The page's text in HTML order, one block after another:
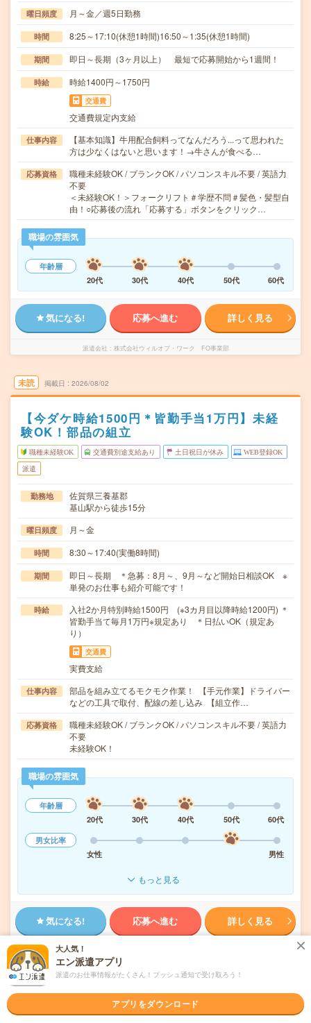
曜日頻度 月～金／週5日勤務
時間 8:25～17:10(休憩1時間)16:50～1:35(休憩1時間)
期間 即日～長期（3ヶ月以上） 最短で応募開始から1週間！
時給 時給1400円～1750円
交通費
交通費規定内支給
仕事内容
【基本知識】牛用配合飼料ってなんだろう...って思われた
方は少なくはないと思います！→牛さんが食べる…
応募資格
職種未経験OK / ブランクOK / パソコンスキル不要 / 英語力
不要
＜未経験OK！＞フォークリフト＃学歴不問＃髪色・髪型自
由！○応募後の流れ「応募する」ボタンをクリック…
職場の雰囲気
年齢層
20代
30代 40代 50代 60代
気になる! 応募へ進む 詳しく見る
派遣会社 株式会社ウィルオブ・ワーク FO事業部
未読 掲載日 2026/08/02
【今ダケ時給1500円＊皆勤手当1万円】未経
験OK！部品の組立
職種未経験OK 交通費別途支給あり 土日祝日が休み WEB登録OK
派遣
勤務地
佐賀県三養基郡
基山駅から徒歩15分
曜日頻度 月～金
時間 8:30～17:40(実働8時間)
期間
即日～長期 ＊急募：8月～、9月～など開始日相談OK ※
単発のお仕事も紹介可能です！
時給
入社2か月特別時給1500円 (※3カ月目以降時給1200円) ＊
皆勤手当て毎月1万円※規定あり ＊日払いOK（規定あ
り）
交通費
実費支給
仕事内容
部品を組み立てるモクモク作業！ 【手元作業】ドライバー
などの工具で取付、配線の差し込み 【組立作…
応募資格
職種未経験OK / ブランクOK / パソコンスキル不要 / 英語力
不要
未経験OK！
職場の雰囲気
年齢層
20代
30代 40代 50代
60代
男女比率
女性
男性
もっと見る
気になる! 応募へ進む 詳しく見る
8月6日(木)
事務局注目のお仕事★トピックス
大人気！
エン派遣アプリ
派遣のお仕事情報がたくさん！プッシュ通知で受け取ろう！
アプリをダウンロード